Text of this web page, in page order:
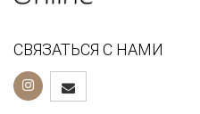
СВЯЗАТЬСЯ С НАМИ